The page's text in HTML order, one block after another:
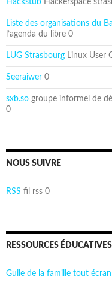
Liste des organisations du
l’agenda du libre 0
LUG Strasbourg Linux User
Seeraiwer 0
sxb.so groupe informel de
0
NOUS SUIVRE
RSS fil rss 0
RESSOURCES ÉDUCATIVES
Guile de la famille tout écran